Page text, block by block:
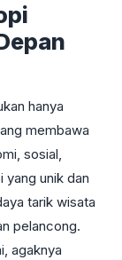
hanya
membawa
sosial,
yang unik dan
tarik wisata
pelancong.
agaknya